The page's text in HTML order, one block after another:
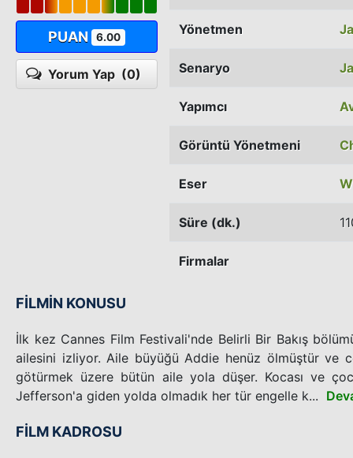
PUAN 6.00
Yorum Yap (0)
Yönetmen
Senaryo
Yapımcı
Görüntü Yönetmeni
Eser
Süre (dk.)
Firmalar
FİLMİN KONUSU
İlk kez Cannes Film Festivali'nde Belirli Bir Bakış
ailesini izliyor. Aile büyüğü Addie henüz ölmüştür ve
götürmek üzere bütün aile yola düşer. Kocası ve
Jefferson'a giden yolda olmadık her tür engelle k...
FİLM KADROSU